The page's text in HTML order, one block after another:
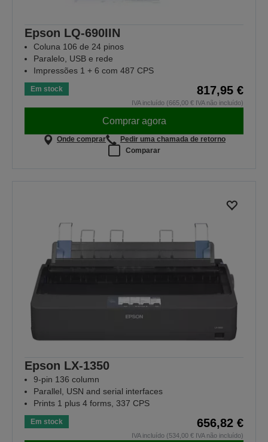
Epson LQ-690IIN
Coluna 106 de 24 pinos
Paralelo, USB e rede
Impressões 1 + 6 com 487 CPS
Em stock 817,95 €
IVA incluído (665,00 € IVA não incluído)
Comprar agora
Onde comprar
Pedir uma chamada de retorno
Comparar
Epson LX-1350
9-pin 136 column
Parallel, USN and serial interfaces
Prints 1 plus 4 forms, 337 CPS
Em stock 656,82 €
IVA incluído (534,00 € IVA não incluído)